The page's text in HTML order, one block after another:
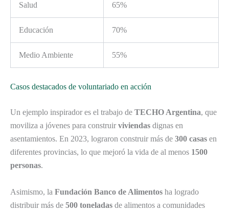
Salud 65%
Educación 70%
Medio Ambiente 55%
Casos destacados de voluntariado en acción
Un ejemplo inspirador es el trabajo de TECHO Argentina, que
moviliza a jóvenes para construir viviendas dignas en
asentamientos. En 2023, lograron construir más de 300 casas en
diferentes provincias, lo que mejoró la vida de al menos 1500
personas.
Asimismo, la Fundación Banco de Alimentos ha logrado
distribuir más de 500 toneladas de alimentos a comunidades